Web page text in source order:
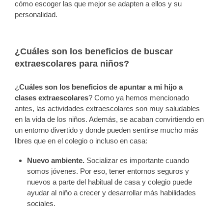
cómo escoger las que mejor se adapten a ellos y su
personalidad.
¿Cuáles son los beneficios de buscar
extraescolares para niños?
¿Cuáles son los beneficios de apuntar a mi hijo a
clases extraescolares? Como ya hemos mencionado
antes, las actividades extraescolares son muy saludables
en la vida de los niños. Además, se acaban convirtiendo en
un entorno divertido y donde pueden sentirse mucho más
libres que en el colegio o incluso en casa:
Nuevo ambiente. Socializar es importante cuando
somos jóvenes. Por eso, tener entornos seguros y
nuevos a parte del habitual de casa y colegio puede
ayudar al niño a crecer y desarrollar más habilidades
sociales.